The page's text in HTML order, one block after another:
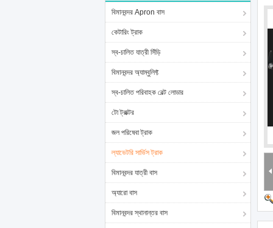
বিমানবন্দর Apron বাস
কেটারিং ট্রাক
স্ব-চালিত যাত্রী সিঁড়ি
বিমানবন্দর অ্যাম্বুলিফ্ট
স্ব-চালিত পরিবাহক বেল্ট লোডার
টো ট্রাক্টর
জল পরিষেবা ট্রাক
ল্যাভেটরি সার্ভিস ট্রাক
বিমানবন্দর যাত্রী বাস
অ্যারো বাস
বিমানবন্দর স্থানান্তর বাস